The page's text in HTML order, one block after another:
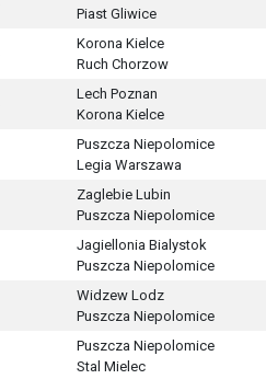
Piast Gliwice
Korona Kielce
Ruch Chorzow
Lech Poznan
Korona Kielce
Puszcza Niepolomice
Legia Warszawa
Zaglebie Lubin
Puszcza Niepolomice
Jagiellonia Bialystok
Puszcza Niepolomice
Widzew Lodz
Puszcza Niepolomice
Puszcza Niepolomice
Stal Mielec